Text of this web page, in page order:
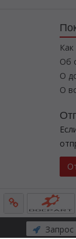
Как
Об
О
О
Запрос